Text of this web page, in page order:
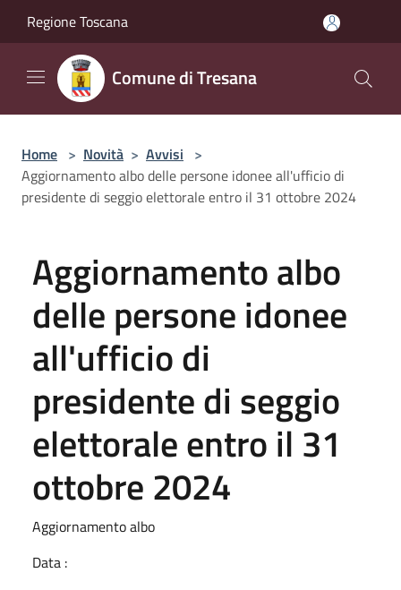
Regione Toscana
Comune di Tresana
Home > Novità > Avvisi >
Aggiornamento albo delle persone idonee all'ufficio di
presidente di seggio elettorale entro il 31 ottobre 2024
Aggiornamento albo
delle persone idonee
all'ufficio di
presidente di seggio
elettorale entro il 31
ottobre 2024
Aggiornamento albo
Data :